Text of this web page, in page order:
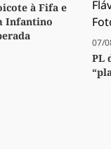
à Fifa e
Infantino
07/
PL